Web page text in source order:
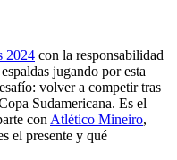
2024 con la responsabilidad
jugando por esta
volver a competir tras
Sudamericana. Es el
con Atlético Mineiro,
el presente y qué